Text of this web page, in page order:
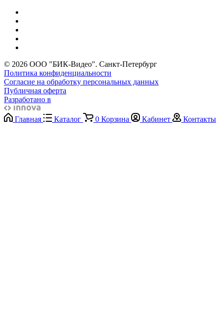
© 2026 ООО "БИК-Видео". Санкт-Петербург
Политика конфиденциальности
Согласие на обработку персональных данных
Публичная оферта
Разработано в
Главная Каталог 0 Корзина Кабинет Контакты